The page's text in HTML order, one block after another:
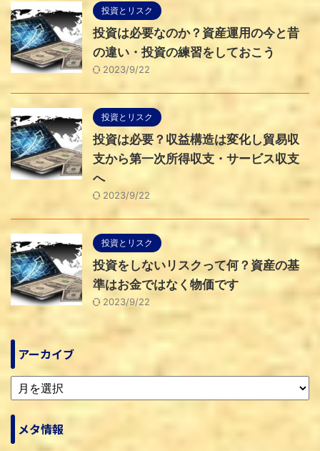
投資とリスク
投資は必要なのか？資産運用の今と昔
の違い・投資の練習をしておこう
2023/9/22
投資とリスク
投資は必要？収益構造は変化し貿易収
支から第一次所得収支・サービス収支
へ
2023/9/22
投資とリスク
投資をしないリスクって何？資産の基
準はお金ではなく物価です
2023/9/22
アーカイブ
メタ情報